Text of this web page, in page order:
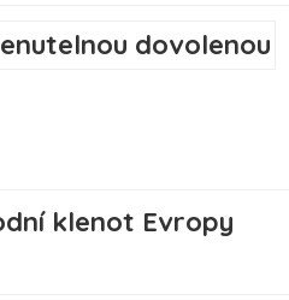
klenot Evropy